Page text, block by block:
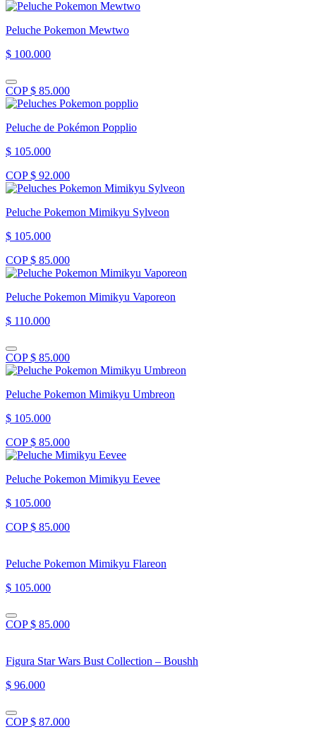
Peluche Pokemon Mewtwo
$ 100.000
COP $ 85.000
Peluche de Pokémon Popplio
$ 105.000
COP $ 92.000
Peluche Pokemon Mimikyu Sylveon
$ 105.000
COP $ 85.000
Peluche Pokemon Mimikyu Vaporeon
$ 110.000
COP $ 85.000
Peluche Pokemon Mimikyu Umbreon
$ 105.000
COP $ 85.000
Peluche Pokemon Mimikyu Eevee
$ 105.000
COP $ 85.000
Peluche Pokemon Mimikyu Flareon
$ 105.000
COP $ 85.000
Figura Star Wars Bust Collection – Boushh
$ 96.000
COP $ 87.000